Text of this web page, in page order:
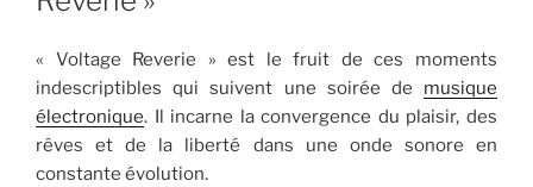
« Voltage Reverie » est le fruit de ces moments
indescriptibles qui suivent une soirée de musique
électronique. Il incarne la convergence du plaisir, des
rêves et de la liberté dans une onde sonore en
constante évolution.